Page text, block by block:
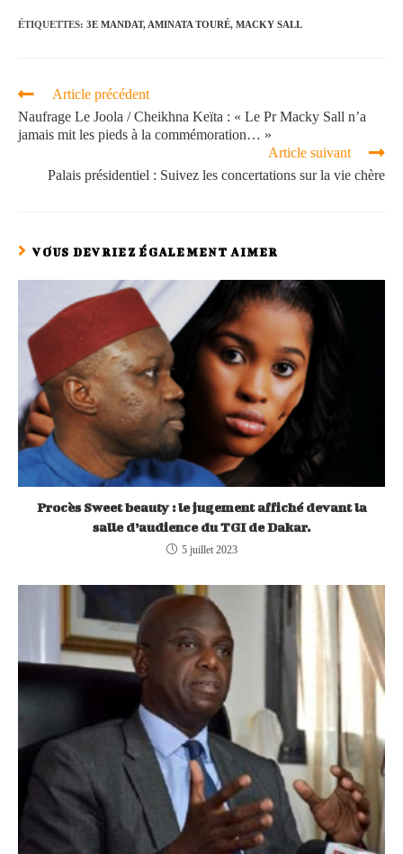
ÉTIQUETTES: 3E MANDAT, AMINATA TOURÉ, MACKY SALL
Article précédent
Naufrage Le Joola / Cheikhna Keïta : « Le Pr Macky Sall n’a
jamais mit les pieds à la commémoration… »
Article suivant
Palais présidentiel : Suivez les concertations sur la vie chère
VOUS DEVRIEZ ÉGALEMENT AIMER
Procès Sweet beauty : le jugement affiché devant la
salle d’audience du TGI de Dakar.
5 juillet 2023